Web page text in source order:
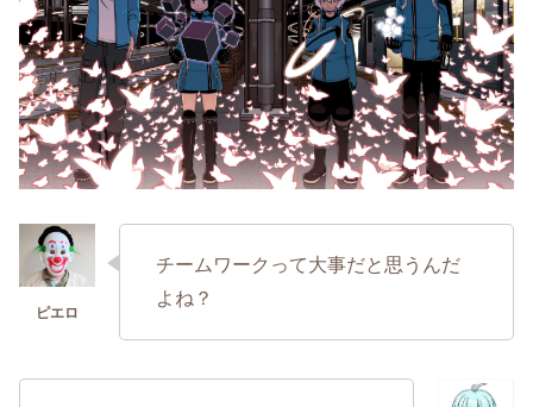
チームワークって大事だと思うんだ
よね？